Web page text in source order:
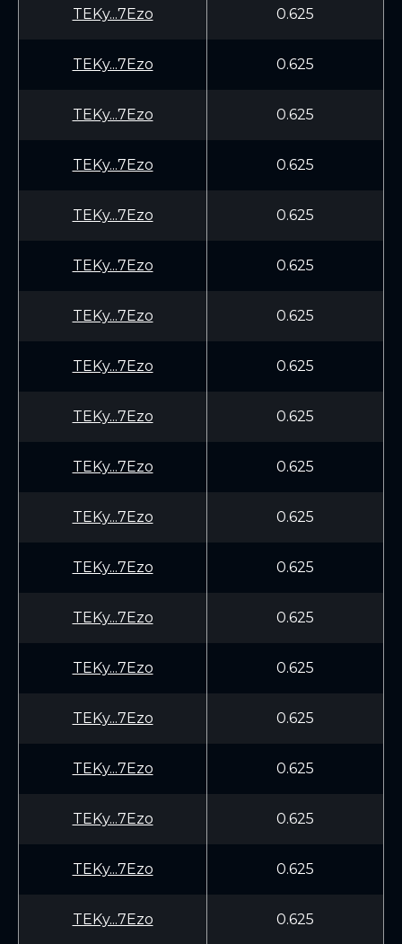
TEKy...7Ezo 0.625
TEKy...7Ezo 0.625
TEKy...7Ezo 0.625
TEKy...7Ezo 0.625
TEKy...7Ezo 0.625
TEKy...7Ezo 0.625
TEKy...7Ezo 0.625
TEKy...7Ezo 0.625
TEKy...7Ezo 0.625
TEKy...7Ezo 0.625
TEKy...7Ezo 0.625
TEKy...7Ezo 0.625
TEKy...7Ezo 0.625
TEKy...7Ezo 0.625
TEKy...7Ezo 0.625
TEKy...7Ezo 0.625
TEKy...7Ezo 0.625
TEKy...7Ezo 0.625
TEKy...7Ezo 0.625